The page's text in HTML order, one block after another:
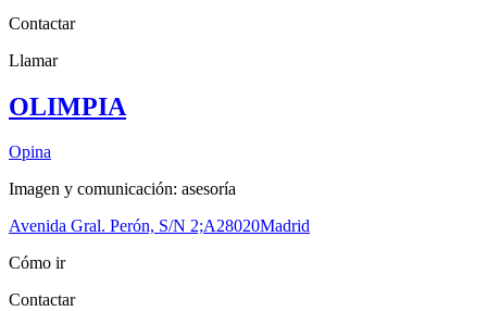
Contactar
Llamar
OLIMPIA
Opina
Imagen y comunicación: asesoría
Avenida Gral. Perón, S/N 2;A28020Madrid
Cómo ir
Contactar